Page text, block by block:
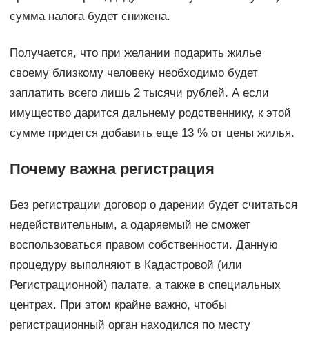
сумма налога будет снижена.
Получается, что при желании подарить жилье
своему близкому человеку необходимо будет
заплатить всего лишь 2 тысячи рублей. А если
имущество дарится дальнему родственнику, к этой
сумме придется добавить еще 13 % от цены жилья.
Почему важна регистрация
Без регистрации договор о дарении будет считаться
недействительным, а одаряемый не сможет
воспользоваться правом собственности. Данную
процедуру выполняют в Кадастровой (или
Регистрационной) палате, а также в специальных
центрах. При этом крайне важно, чтобы
регистрационный орган находился по месту